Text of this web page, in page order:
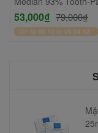
120g
53,000₫ 79,000₫
Còn lại 00 Ngày 06:59:51